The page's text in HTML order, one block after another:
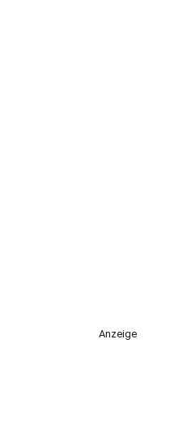
Anzeige